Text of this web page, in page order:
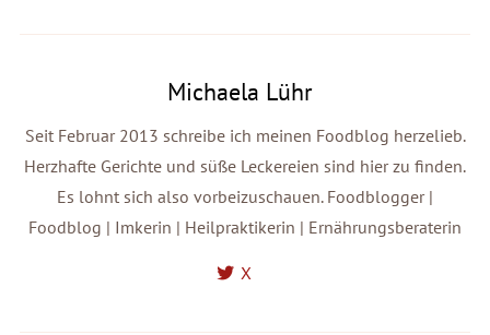
Michaela Lühr
Seit Februar 2013 schreibe ich meinen Foodblog herzelieb.
Herzhafte Gerichte und süße Leckereien sind hier zu finden.
Es lohnt sich also vorbeizuschauen. Foodblogger |
Foodblog | Imkerin | Heilpraktikerin | Ernährungsberaterin
X